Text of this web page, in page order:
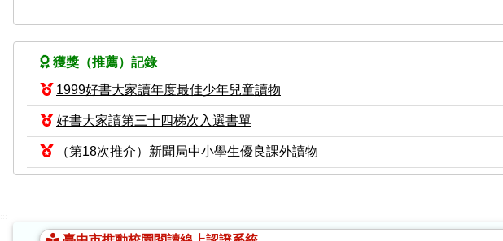
獲獎（推薦）記錄
1999好書大家讀年度最佳少年兒童讀物
好書大家讀第三十四梯次入選書單
（第18次推介）新聞局中小學生優良課外讀物